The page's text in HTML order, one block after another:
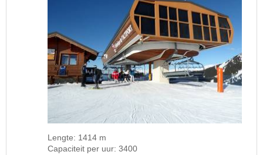
Lengte: 1414 m
Capaciteit per uur: 3400